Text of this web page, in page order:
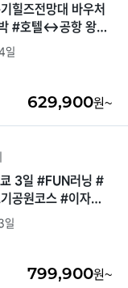
힐즈전망대 바우처
#호텔↔공항 왕복
항공스케줄
일
629,900원~
3일 #FUN러닝 #
공원코스 #이자카
&노옵션 #신주쿠숙
일
799,900원~